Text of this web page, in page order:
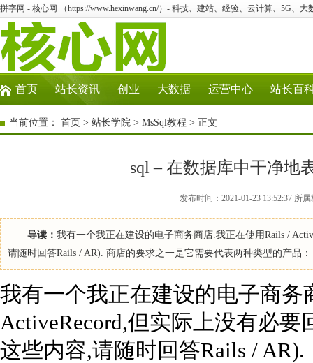
拼字网 - 核心网 （https://www.hexinwang.cn/）- 科技、建站、经验、云计算、5G、大
首页 站长资讯 创业 大数据 运营中心 站长百
当前位置： 首页 > 站长学院 > MsSql教程 > 正文
sql – 在数据库中干净地
发布时间：2021-01-23 13:52:37 所
导读： 我有一个我正在建设的电子商务商店.我正在使用Rails /
请随时回答Rails / AR). 商店的要求之一是它需要代表两种类型的产品
我有一个我正在建设的电子商务
ActiveRecord,但实际上没有必
这些内容,请随时回答Rails / AR).